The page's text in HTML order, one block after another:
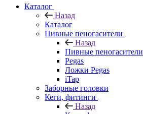
Каталог
Назад
Каталог
Пивные пеногасители
Назад
Пивные пеногасители
Pegas
Ложки Pegas
iTap
Заборные головки
Кеги, фитинги
Назад